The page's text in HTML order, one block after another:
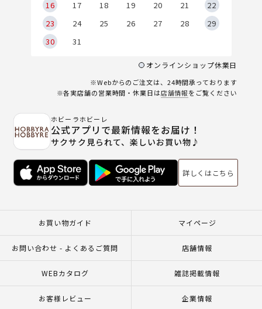
16
17 18 19 20 21
22
23
24 25 26 27 28
29
30
31
オンラインショップ休業日
※Webからのご注文は、24時間承っております
※各実店舗の営業時間・休業日は店舗情報をご覧ください
ホビーラホビーレ
公式アプリで最新情報をお届け！
サクサク見られて、楽しいお買い物♪
詳しくはこちら
お買い物ガイド マイページ
お問い合わせ - よくあるご質問 店舗情報
WEBカタログ 雑誌掲載情報
お客様レビュー 企業情報